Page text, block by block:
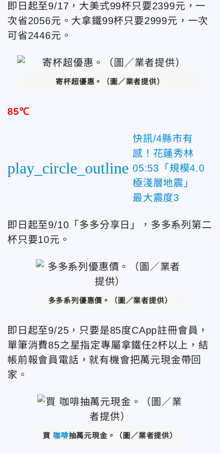
即日起至9/17，大美式99杯只要2399元，一
次省2056元。大拿鐵99杯只要2999元，一次
可省2446元。
寄杯超優惠。（圖／業者提供）
85℃
play_circle_outline
快訊/4縣市有
感！花蓮秀林
05:53「規模4.0
極淺層地震」
最大震度3
即日起至9/10「多多分享日」，多多系列第二
杯只要10元。
多多系列優惠價。（圖／業者提供）
即日起至9/25，只要是85度CApp註冊會員，
單筆消費85之星指定專屬拿鐵任2杯以上，結
帳前報會員電話，就有機會把萬元現金帶回
家。
買 咖啡抽萬元現金。（圖／業者提供）